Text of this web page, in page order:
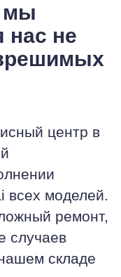
мы
нас не
центр в
всех моделей.
ремонт,
случаев
складе